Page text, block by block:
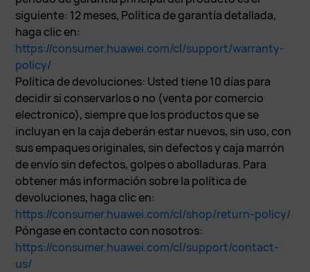
siguiente: 12 meses, Política de garantía detallada,
haga clic en:
https://consumer.huawei.com/cl/support/warranty-
policy/
Política de devoluciones: Usted tiene 10 días para
decidir si conservarlos o no (venta por comercio
electronico), siempre que los productos que se
incluyan en la caja deberán estar nuevos, sin uso, con
sus empaques originales, sin defectos y caja marrón
de envío sin defectos, golpes o abolladuras. Para
obtener más información sobre la política de
devoluciones, haga clic en:
https://consumer.huawei.com/cl/shop/return-policy/
Póngase en contacto con nosotros:
https://consumer.huawei.com/cl/support/contact-
us/